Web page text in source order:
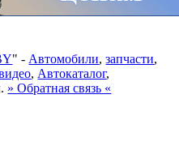
" - Автомобили,запчасти,
, Автокаталог,
» Обратная связь «